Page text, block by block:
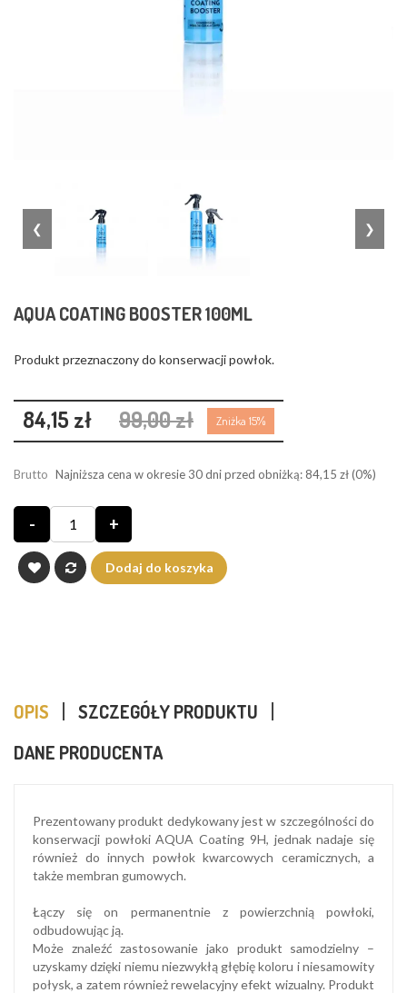
❮ ❯
AQUA COATING BOOSTER 100ML
Produkt przeznaczony do konserwacji powłok.
84,15 zł 99,00 zł Zniżka 15%
Brutto Najniższa cena w okresie 30 dni przed obniżką: 84,15 zł(0%)
- +
Dodaj do koszyka
OPIS
SZCZEGÓŁY PRODUKTU
DANE PRODUCENTA
Prezentowany produkt dedykowany jest w szczególności do
konserwacji powłoki AQUA Coating 9H, jednak nadaje się
również do innych powłok kwarcowych ceramicznych, a
także membran gumowych.
Łączy się on permanentnie z powierzchnią powłoki,
odbudowując ją.
Może znaleźć zastosowanie jako produkt samodzielny –
uzyskamy dzięki niemu niezwykłą głębię koloru i niesamowity
połysk, a zatem również rewelacyjny efekt wizualny. Produkt